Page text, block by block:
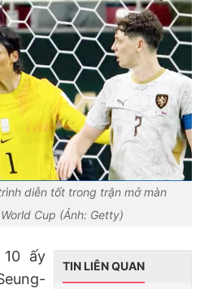
diễn tốt trong trận mở màn
Cup (Ảnh: Getty)
TIN LIÊN QUAN
ấy